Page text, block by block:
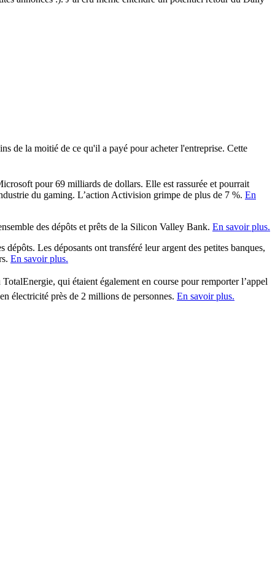
de la moitié de ce qu'il a payé pour acheter l'entreprise. Cette
pour 69 milliards de dollars. Elle est rassurée et pourrait
du gaming. L’action Activision grimpe de plus de 7 %. En
des dépôts et prêts de la Silicon Valley Bank. En savoir plus.
Les déposants ont transféré leur argent des petites banques,
En savoir plus.
qui étaient également en course pour remporter l’appel
électricité près de 2 millions de personnes. En savoir plus.